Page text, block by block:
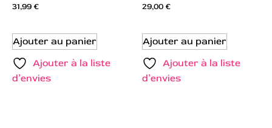
31,99€
Ajouter au panier
Ajouter à la liste
d’envies
29,00€
Ajouter au panier
Ajouter à la liste
d’envies